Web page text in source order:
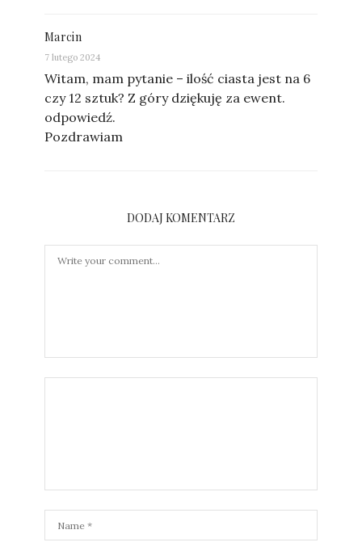
Marcin
7 lutego 2024
Witam, mam pytanie – ilość ciasta jest na 6
czy 12 sztuk? Z góry dziękuję za ewent.
odpowiedź.
Pozdrawiam
DODAJ KOMENTARZ